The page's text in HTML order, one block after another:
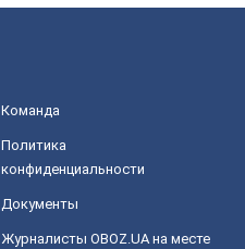
Команда
Политика
конфиденциальности
Документы
Журналисты OBOZ.UA на месте